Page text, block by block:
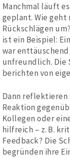
Manchmal läuft
geplant. Wie geht
Rückschlägen
ist ein Beispiel:
war
unfreundlich. Die
berichten von
Dann reflektieren
Reaktion
Kollegen oder
hilfreich – z. B.
Feedback? Die
begründen ihre